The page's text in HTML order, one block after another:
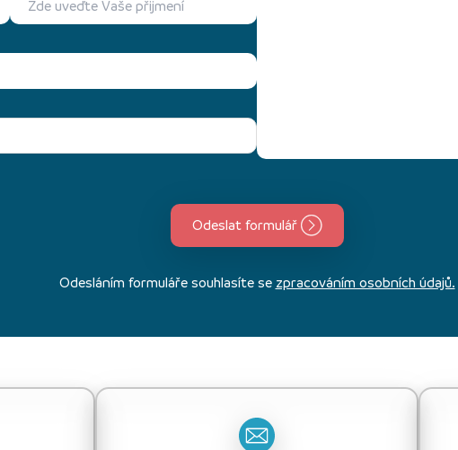
Odeslat formulář
Odesláním formuláře souhlasíte se zpracováním osobních údajů.